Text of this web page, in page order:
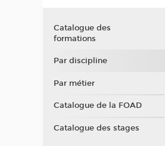
Catalogue des
formations
Par discipline
Par métier
Catalogue de la FOAD
Catalogue des stages